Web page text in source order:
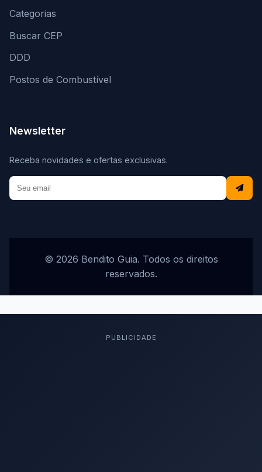
Categorias
Buscar CEP
DDD
Postos de Combustível
Newsletter
Receba novidades e ofertas exclusivas.
© 2026 Bendito Guia. Todos os direitos
reservados.